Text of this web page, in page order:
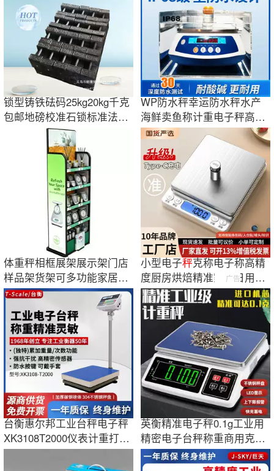
锁型铸铁砝码25kg20kg千克
包邮地磅校准石锁标准法码
电梯配重健身
WP防水秤幸运防水秤水产
海鲜卖鱼称计重电子秤高精
度工业防锈台秤
体重秤相框展架展示架门店
样品架货架可多功能家居装
饰品展架
小型电子秤克称电子称高精
度厨房烘焙精准家用日用食
物称数商用
广告
台衡惠尔邦工业台秤电子秤
XK3108T2000仪表计重打印
称60kg500公斤
英衡精准电子秤0.1g工业用
精密电子台秤称重商用克称
30公斤电子称